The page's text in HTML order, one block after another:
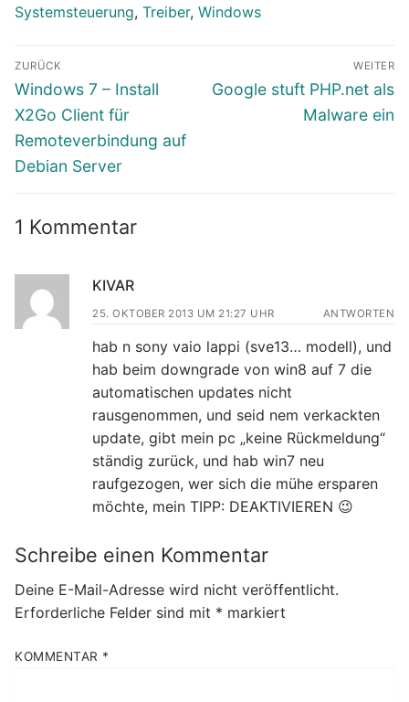
Systemsteuerung, Treiber, Windows
Beitragsnavigation
ZURÜCK
Vorheriger
Beitrag:
Windows 7 – Install
X2Go Client für
Remoteverbindung auf
Debian Server
WEITER
Nächster
Google stuft PHP.net als
Malware ein
1 Kommentar
KIVAR
25. OKTOBER 2013 UM 21:27 UHR ANTWORTEN
hab n sony vaio lappi (sve13… modell), und
hab beim downgrade von win8 auf 7 die
automatischen updates nicht
rausgenommen, und seid nem verkackten
update, gibt mein pc „keine Rückmeldung“
ständig zurück, und hab win7 neu
raufgezogen, wer sich die mühe ersparen
möchte, mein TIPP: DEAKTIVIEREN 😉
Schreibe einen Kommentar
Deine E-Mail-Adresse wird nicht veröffentlicht.
Erforderliche Felder sind mit * markiert
KOMMENTAR *